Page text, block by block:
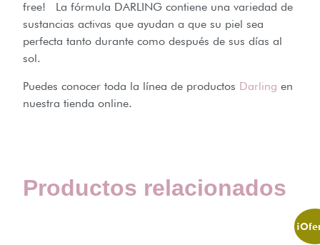
free! La fórmula DARLING contiene una variedad de
sustancias activas que ayudan a que su piel sea
perfecta tanto durante como después de sus días al
sol.
Puedes conocer toda la línea de productos Darling en
nuestra tienda online.
Productos relacionados